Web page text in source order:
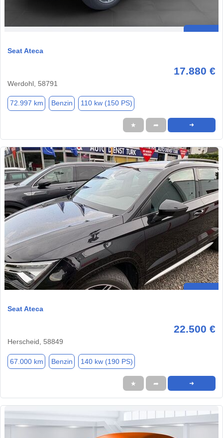
Seat Ateca
17.880 €
Werdohl, 58791
72.997 km Benzin 110 kw (150 PS)
★ ➦ ➜
Seat Ateca
22.500 €
Herscheid, 58849
67.000 km Benzin 140 kw (190 PS)
★ ➦ ➜